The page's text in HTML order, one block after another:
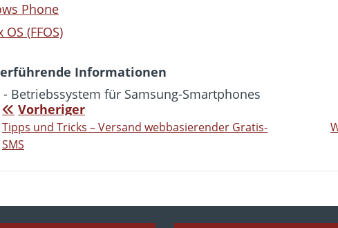
Phone
OS (FFOS)
Informationen
- Betriebssystem für Samsung-Smartphones
Vorheriger
Tipps und Tricks – Versand webbasierender Gratis-
SMS